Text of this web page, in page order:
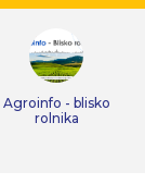
Agroinfo - blisko
rolnika